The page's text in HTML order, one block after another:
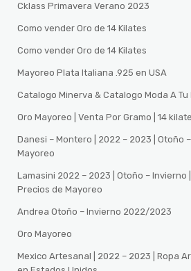
Cklass Primavera Verano 2023
Como vender Oro de 14 Kilates
Como vender Oro de 14 Kilates
Mayoreo Plata Italiana .925 en USA
Catalogo Minerva & Catalogo Moda A Tu
Oro Mayoreo | Venta Por Gramo | 14
Danesi – Montero | 2022 – 2023 | Otoño
Mayoreo
Lamasini 2022 – 2023 | Otoño – Invierno
Precios de Mayoreo
Andrea Otoño – Invierno 2022/2023
Oro Mayoreo
Mexico Artesanal | 2022 – 2023 | Ropa